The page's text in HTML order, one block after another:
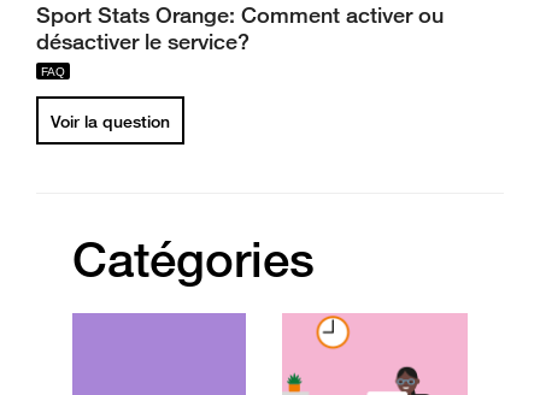
Sport Stats Orange: Comment activer ou
désactiver le service?
Voir la question
Catégories